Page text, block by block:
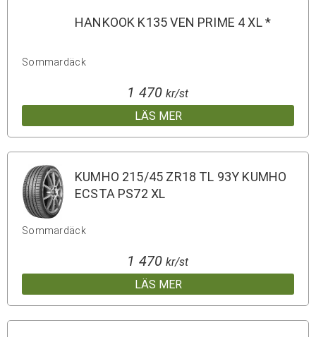
HANKOOK K135 VEN PRIME 4 XL *
Sommardäck
LÄS MER
1 470 kr/st
KUMHO 215/45 ZR18 TL 93Y KUMHO
ECSTA PS72 XL
Sommardäck
LÄS MER
1 470 kr/st